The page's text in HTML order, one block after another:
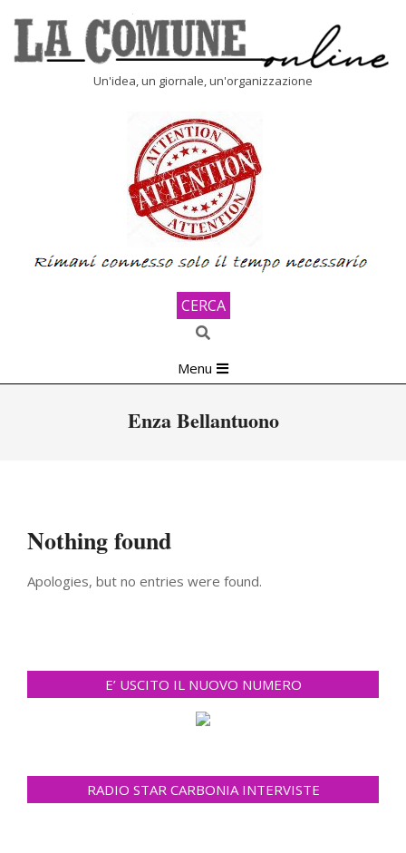
content
Un'idea, un giornale, un'organizzazione
CERCA
Search
Navigation
Menu
Enza Bellantuono
Nothing found
Apologies, but no entries were found.
E’ USCITO IL NUOVO NUMERO
RADIO STAR CARBONIA INTERVISTE